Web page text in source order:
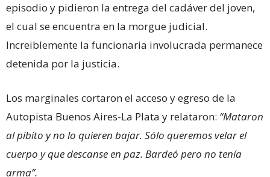
episodio y pidieron la entrega del cadáver del joven,
el cual se encuentra en la morgue judicial.
Increiblemente la funcionaria involucrada permanece
detenida por la justicia.
Los marginales cortaron el acceso y egreso de la
Autopista Buenos Aires-La Plata y relataron: “Mataron
al pibito y no lo quieren bajar. Sólo queremos velar el
cuerpo y que descanse en paz. Bardeó pero no tenía
arma”.